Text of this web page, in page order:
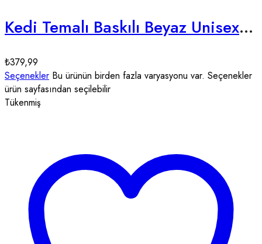
Kedi Temalı Baskılı Beyaz Unisex Tişört
₺379,99
Seçenekler Bu ürünün birden fazla varyasyonu var. Seçenekler
ürün sayfasından seçilebilir
Tükenmiş